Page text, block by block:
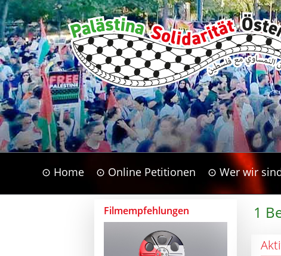
⊙ Home ⊙ Online Petitionen ⊙ Wer wir
Filmempfehlungen 1